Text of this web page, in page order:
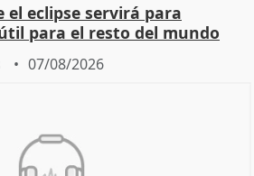
eclipse servirá para
para el resto del mundo
07/08/2026